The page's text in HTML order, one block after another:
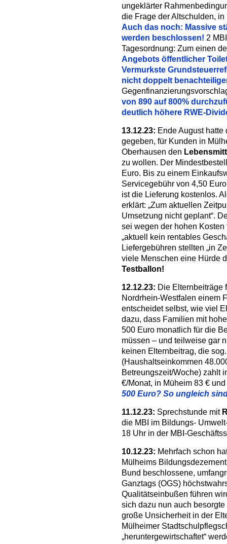
ungeklärter
die Frage der Altschulden,
Auch das noch: Massive
werden beschlossen! 2
Tagesordnung: Zum einen
Angebots öffentlicher
Vermurkste
nicht doppelt
von 890 auf 800%
deutlich höhere RWE-
13.12.23: Ende August
gegeben, für Kunden in
Oberhausen den
zu wollen. Der
Euro. Bis zu einem
Servicegebühr von 4,50
ist die Lieferung kostenlos.
erklärt: „Zum aktuellen
Umsetzung nicht geplant“.
sei wegen der hohen
„aktuell kein rentables
Liefergebühren stellten „in
viele Menschen eine Hürde
Testballon!
12.12.23: Die Elternbeiträge
Nordrhein-Westfalen einem
entscheidet selbst, wie viel
dazu, dass Familien mit
500 Euro monatlich für die
müssen – und teilweise gar
keinen Elternbeitrag, die
(Haushaltseinkommen
Betreungszeit/Woche) zahlt
€/Monat, in Müheim 83 €
500 Euro? So ungleich
11.12.23: Sprechstunde mit
die MBI im Bildungs-
18 Uhr in der MBI-
10.12.23: Mehrfach schon
Mülheims
Bund beschlossene,
Ganztags (OGS)
Qualitätseinbußen führen
sich dazu nun auch besorgte
große Unsicherheit in der
Mülheimer
„heruntergewirtschaftet“